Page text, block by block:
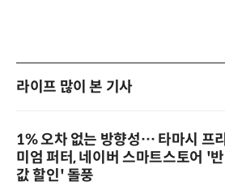
라이프 많이 본 기사
1% 오차 없는 방향성… 타마시 프리
미엄 퍼터, 네이버 스마트스토어 '반
값 할인' 돌풍